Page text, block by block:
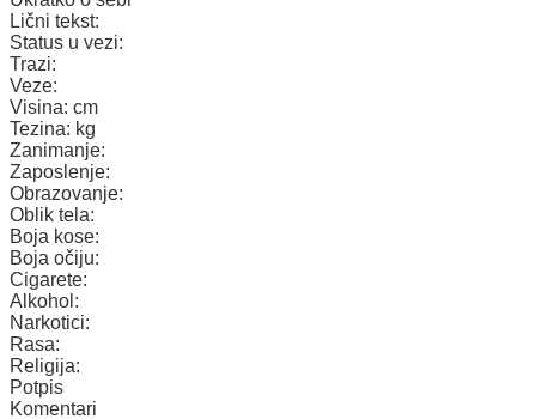
Lični tekst:
Status u vezi:
Trazi:
Veze:
Visina: cm
Tezina: kg
Zanimanje:
Zaposlenje:
Obrazovanje:
Oblik tela:
Boja kose:
Boja očiju:
Cigarete:
Alkohol:
Narkotici:
Rasa:
Religija:
Potpis
Komentari